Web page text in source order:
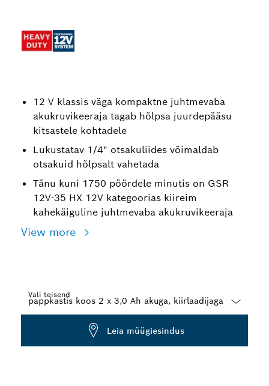
12 V klassis väga kompaktne juhtmevaba
akukruvikeeraja tagab hõlpsa juurdepääsu
kitsastele kohtadele
Lukustatav 1/4" otsakuliides võimaldab
otsakuid hõlpsalt vahetada
Tänu kuni 1750 pöördele minutis on GSR
12V-35 HX 12V kategoorias kiireim
kahekäiguline juhtmevaba akukruvikeeraja
View more
Vali teisend
Leia müügiesindus